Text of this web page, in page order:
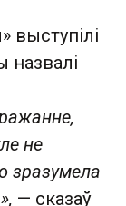
выступілі
назвалі
не
зразумела
— сказаў